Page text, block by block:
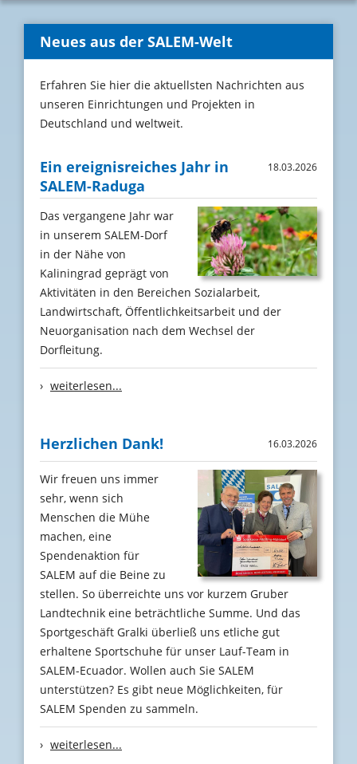
Neues aus der SALEM-Welt
Erfahren Sie hier die aktuellsten Nachrichten aus
unseren Einrichtungen und Projekten in
Deutschland und weltweit.
Ein ereignisreiches Jahr in
SALEM-Raduga
18.03.2026
Das vergangene Jahr war
in unserem SALEM-Dorf
in der Nähe von
Kaliningrad geprägt von
Aktivitäten in den Bereichen Sozialarbeit,
Landwirtschaft, Öffentlichkeitsarbeit und der
Neuorganisation nach dem Wechsel der
Dorfleitung.
› weiterlesen...
Herzlichen Dank! 16.03.2026
Wir freuen uns immer
sehr, wenn sich
Menschen die Mühe
machen, eine
Spendenaktion für
SALEM auf die Beine zu
stellen. So überreichte uns vor kurzem Gruber
Landtechnik eine beträchtliche Summe. Und das
Sportgeschäft Gralki überließ uns etliche gut
erhaltene Sportschuhe für unser Lauf-Team in
SALEM-Ecuador. Wollen auch Sie SALEM
unterstützen? Es gibt neue Möglichkeiten, für
SALEM Spenden zu sammeln.
› weiterlesen...